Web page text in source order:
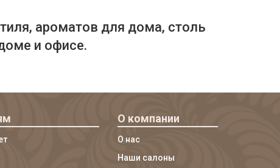
ароматов для дома, столь
и офисе.
О компании
О нас
Наши салоны